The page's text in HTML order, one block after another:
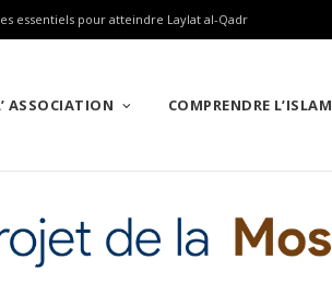
essentiels pour atteindre Laylat al-Qadr
ASSOCIATION COMPRENDRE L’ISLAM